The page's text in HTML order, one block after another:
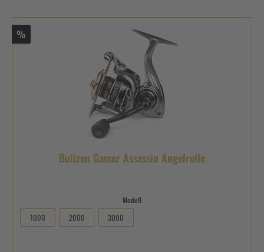
%
Bullzen Gamer Assassin Angelrolle
Modell
1000 2000 3000